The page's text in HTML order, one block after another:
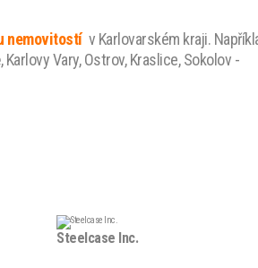
nemovitostí v Karlovarském kraji.
Vary, Ostrov, Kraslice, Sokolov -
Steelcase Inc.